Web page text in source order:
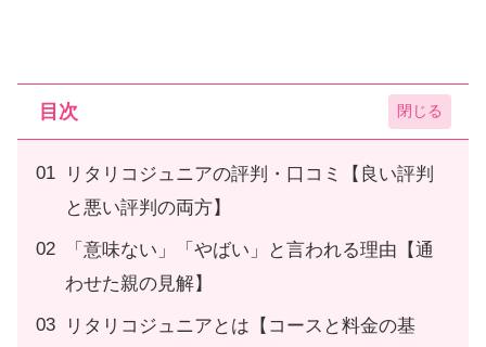
目次
リタリコジュニアの評判・口コミ【良い評判
と悪い評判の両方】
「意味ない」「やばい」と言われる理由【通
わせた親の見解】
リタリコジュニアとは【コースと料金の基